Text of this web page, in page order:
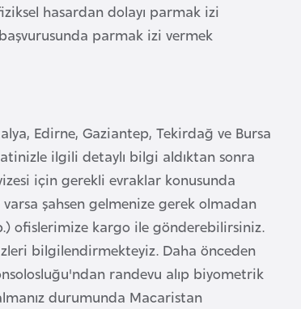
hasardan dolayı parmak izi
parmak izi vermek
Edirne, Gaziantep, Tekirdağ ve Bursa
ilgili detaylı bilgi aldıktan sonra
için gerekli evraklar konusunda
şahsen gelmenize gerek olmadan
ofislerimize kargo ile gönderebilirsiniz.
bilgilendirmekteyiz. Daha önceden
randevu alıp biyometrik
durumunda Macaristan